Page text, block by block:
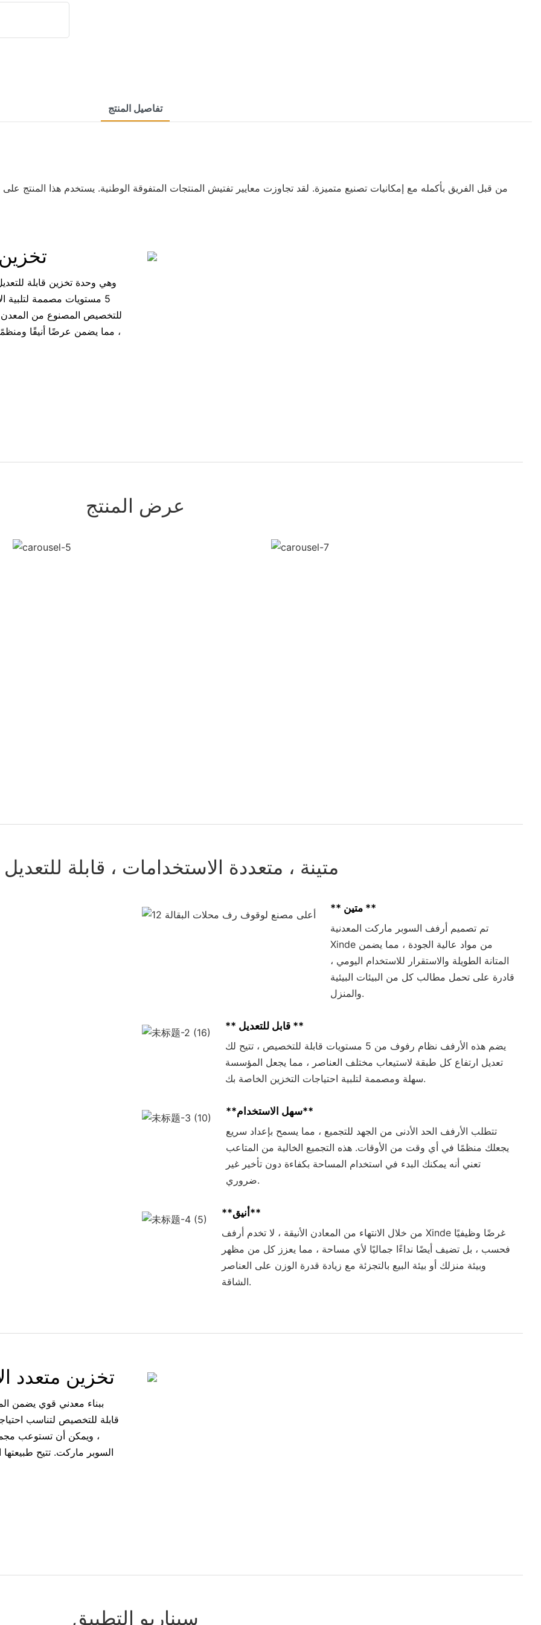
تفاصيل المنتج
5 مستويات مصممة لتلبية
للتخصيص المصنوع من المعدن
، مما يضمن عرضًا أنيقًا
عرض المنتج
متينة ، متعددة الاستخدامات ، قابلة
** متين **
تم تصميم أرفف السوبر ماركت المعدنية
Xinde من مواد عالية الجودة ، مما يضمن
المتانة الطويلة والاستقرار للاستخدام اليومي ،
قادرة على تحمل مطالب كل من البيئات البيئية
والمنزل.
** قابل للتعديل **
يضم هذه الأرفف نظام رفوف من 5 مستويات قابلة للتخصيص ، تتيح لك
تعديل ارتفاع كل طبقة لاستيعاب مختلف العناصر ، مما يجعل المؤسسة
سهلة ومصممة لتلبية احتياجات التخزين الخاصة بك.
**سهل الاستخدام**
تتطلب الأرفف الحد الأدنى من الجهد للتجميع ، مما يسمح بإعداد سريع
يجعلك منظمًا في أي وقت من الأوقات. هذه التجميع الخالية من المتاعب
تعني أنه يمكنك البدء في استخدام المساحة بكفاءة دون تأخير غير
ضروري.
**أنيق**
من خلال الانتهاء من المعادن الأنيقة ، لا تخدم أرفف Xinde غرضًا وظيفيًا
فحسب ، بل تضيف أيضًا نداءًا جماليًا لأي مساحة ، مما يعزز كل من مظهر
وبيئة منزلك أو بيئة البيع بالتجزئة مع زيادة قدرة الوزن على العناصر
الشاقة.
تخزين متعدد
، ويمكن أن تستوعب
السوبر ماركت. تتيح طبيعتها
سيناريو التطبيق